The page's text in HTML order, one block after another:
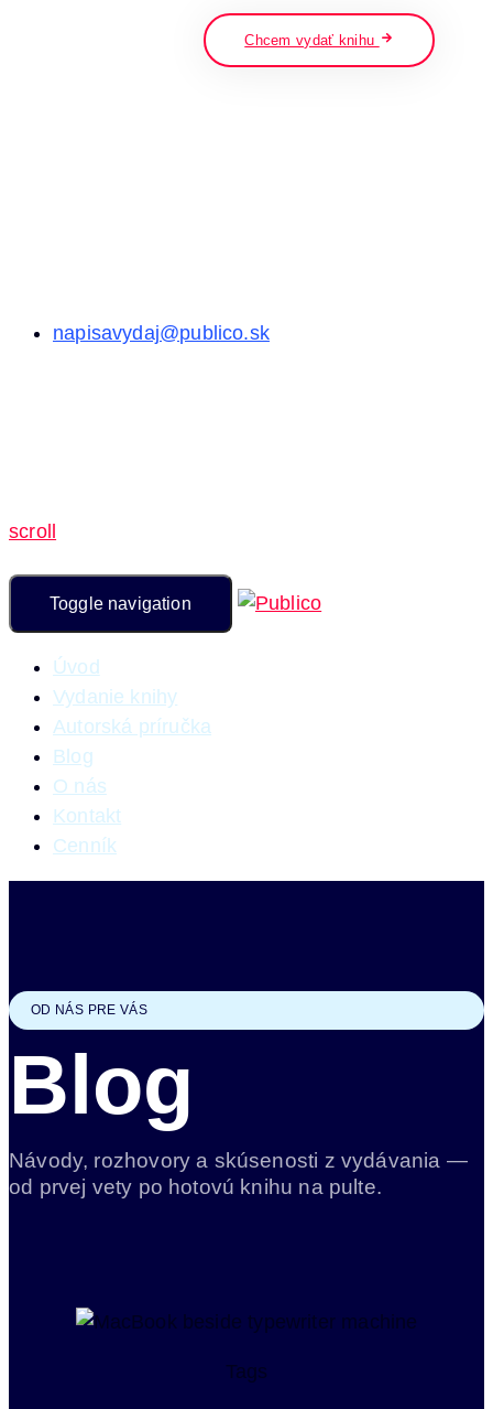
Chcem vydať knihu
napisavydaj@publico.sk
scroll
Toggle navigation
Úvod
Vydanie knihy
Autorská príručka
Blog
O nás
Kontakt
Cenník
OD NÁS PRE VÁS
Blog
Návody, rozhovory a skúsenosti z vydávania —
od prvej vety po hotovú knihu na pulte.
Tags